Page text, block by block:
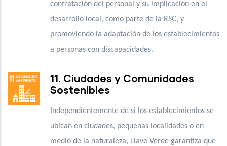
contratación del personal y su implicación en el
desarrollo local, como parte de la RSC, y
promoviendo la adaptación de los establecimientos
a personas con discapacidades.
11. Ciudades y Comunidades
Sostenibles
Independientemente de si los establecimientos se
ubican en ciudades, pequeñas localidades o en
medio de la naturaleza, Llave Verde garantiza que